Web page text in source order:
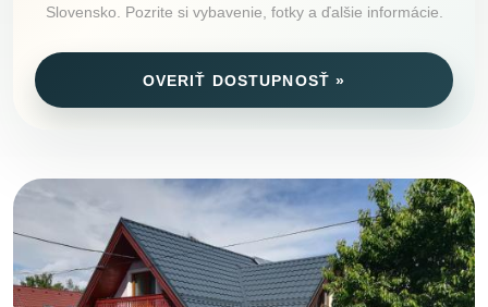
Slovensko. Pozrite si vybavenie, fotky a ďalšie informácie.
OVERIŤ DOSTUPNOSŤ »